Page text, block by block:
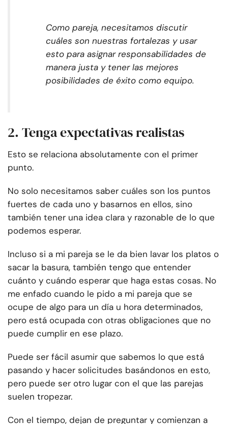
Como pareja, necesitamos discutir
cuáles son nuestras fortalezas y usar
esto para asignar responsabilidades de
manera justa y tener las mejores
posibilidades de éxito como equipo.
2. Tenga expectativas realistas
Esto se relaciona absolutamente con el primer
punto.
No solo necesitamos saber cuáles son los puntos
fuertes de cada uno y basarnos en ellos, sino
también tener una idea clara y razonable de lo que
podemos esperar.
Incluso si a mi pareja se le da bien lavar los platos o
sacar la basura, también tengo que entender
cuánto y cuándo esperar que haga estas cosas. No
me enfado cuando le pido a mi pareja que se
ocupe de algo para un día u hora determinados,
pero está ocupada con otras obligaciones que no
puede cumplir en ese plazo.
Puede ser fácil asumir que sabemos lo que está
pasando y hacer solicitudes basándonos en esto,
pero puede ser otro lugar con el que las parejas
suelen tropezar.
Con el tiempo, dejan de preguntar y comienzan a